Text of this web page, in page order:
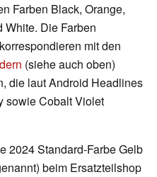
Farben Black, Orange,
White. Die Farben
mit den
(siehe auch oben)
die laut Android Headlines
sowie Cobalt Violet
2024 Standard-Farbe Gelb
beim Ersatzteilshop